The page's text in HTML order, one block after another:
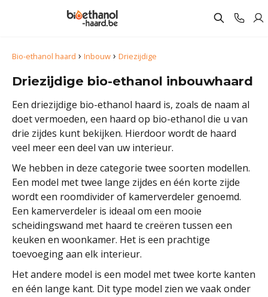
Bio-ethanol haard › Inbouw › Driezijdige
Driezijdige bio-ethanol inbouwhaard
Een driezijdige bio-ethanol haard is, zoals de naam al
doet vermoeden, een haard op bio-ethanol die u van
drie zijdes kunt bekijken. Hierdoor wordt de haard
veel meer een deel van uw interieur.
We hebben in deze categorie twee soorten modellen.
Een model met twee lange zijdes en één korte zijde
wordt een roomdivider of kamerverdeler genoemd.
Een kamerverdeler is ideaal om een mooie
scheidingswand met haard te creëren tussen een
keuken en woonkamer. Het is een prachtige
toevoeging aan elk interieur.
Het andere model is een model met twee korte kanten
en één lange kant. Dit type model zien we vaak onder